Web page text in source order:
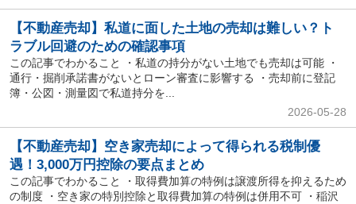
【不動産売却】私道に面した土地の売却は難しい？ト
ラブル回避のための確認事項
この記事でわかること ・私道の持分がない土地でも売却は可能 ・
通行・掘削承諾書がないとローン審査に影響する ・売却前に登記
簿・公図・測量図で私道持分を...
2026-05-28
【不動産売却】空き家売却によって得られる税制優
遇！3,000万円控除の要点まとめ
この記事でわかること ・取得費加算の特例は譲渡所得を抑えるため
の制度 ・空き家の特別控除と取得費加算の特例は併用不可 ・稲沢